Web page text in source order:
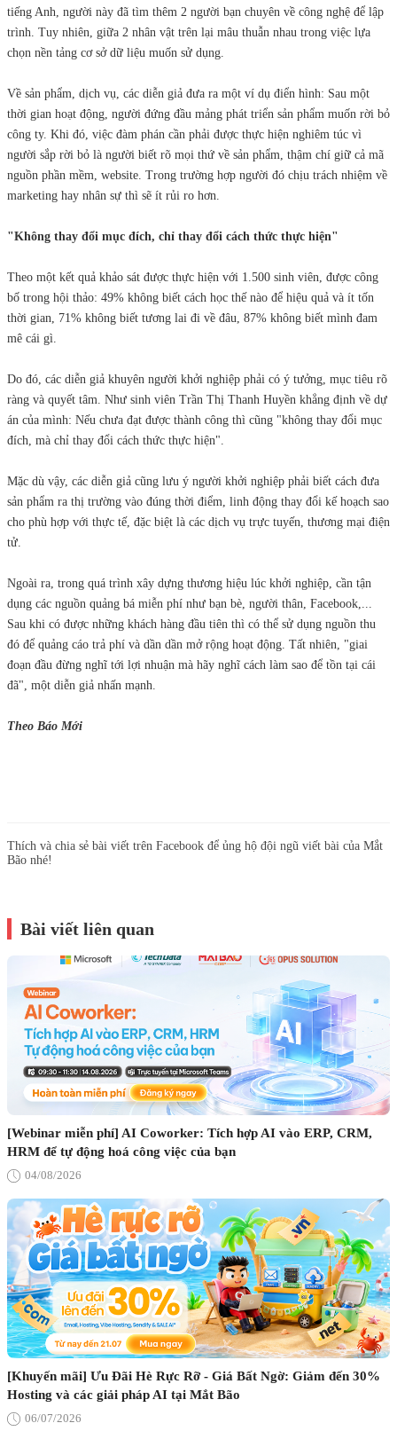
tiếng Anh, người này đã tìm thêm 2 người bạn chuyên về công nghệ để lập
trình. Tuy nhiên, giữa 2 nhân vật trên lại mâu thuẫn nhau trong việc lựa
chọn nền tảng cơ sở dữ liệu muốn sử dụng.
Về sản phẩm, dịch vụ, các diễn giả đưa ra một ví dụ điển hình: Sau một
thời gian hoạt động, người đứng đầu mảng phát triển sản phẩm muốn rời bỏ
công ty. Khi đó, việc đàm phán cần phải được thực hiện nghiêm túc vì
người sắp rời bỏ là người biết rõ mọi thứ về sản phẩm, thậm chí giữ cả mã
nguồn phần mềm, website. Trong trường hợp người đó chịu trách nhiệm về
marketing hay nhân sự thì sẽ ít rủi ro hơn.
"Không thay đổi mục đích, chỉ thay đổi cách thức thực hiện"
Theo một kết quả khảo sát được thực hiện với 1.500 sinh viên, được công
bố trong hội thảo: 49% không biết cách học thế nào để hiệu quả và ít tốn
thời gian, 71% không biết tương lai đi về đâu, 87% không biết mình đam
mê cái gì.
Do đó, các diễn giả khuyên người khởi nghiệp phải có ý tưởng, mục tiêu rõ
ràng và quyết tâm. Như sinh viên Trần Thị Thanh Huyền khẳng định về dự
án của mình: Nếu chưa đạt được thành công thì cũng "không thay đổi mục
đích, mà chỉ thay đổi cách thức thực hiện".
Mặc dù vậy, các diễn giả cũng lưu ý người khởi nghiệp phải biết cách đưa
sản phẩm ra thị trường vào đúng thời điểm, linh động thay đổi kế hoạch sao
cho phù hợp với thực tế, đặc biệt là các dịch vụ trực tuyến, thương mại điện
tử.
Ngoài ra, trong quá trình xây dựng thương hiệu lúc khởi nghiệp, cần tận
dụng các nguồn quảng bá miễn phí như bạn bè, người thân, Facebook,...
Sau khi có được những khách hàng đầu tiên thì có thể sử dụng nguồn thu
đó để quảng cáo trả phí và dần dần mở rộng hoạt động. Tất nhiên, "giai
đoạn đầu đừng nghĩ tới lợi nhuận mà hãy nghĩ cách làm sao để tồn tại cái
đã", một diễn giả nhấn mạnh.
Theo Báo Mới
Thích và chia sẻ bài viết trên Facebook để ủng hộ đội ngũ viết bài của Mắt
Bão nhé!
Bài viết liên quan
[Webinar miễn phí] AI Coworker: Tích hợp AI vào ERP, CRM,
HRM để tự động hoá công việc của bạn
04/08/2026
[Khuyến mãi] Ưu Đãi Hè Rực Rỡ - Giá Bất Ngờ: Giảm đến 30%
Hosting và các giải pháp AI tại Mắt Bão
06/07/2026